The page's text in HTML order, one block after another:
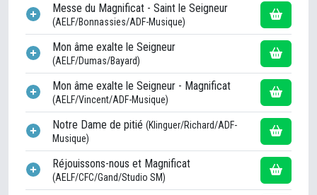
Messe du Magnificat - Saint le Seigneur
(AELF/Bonnassies/ADF-Musique)
Mon âme exalte le Seigneur
(AELF/Dumas/Bayard)
Mon âme exalte le Seigneur - Magnificat
(AELF/Vincent/ADF-Musique)
Notre Dame de pitié (Klinguer/Richard/ADF-
Musique)
Réjouissons-nous et Magnificat
(AELF/CFC/Gand/Studio SM)